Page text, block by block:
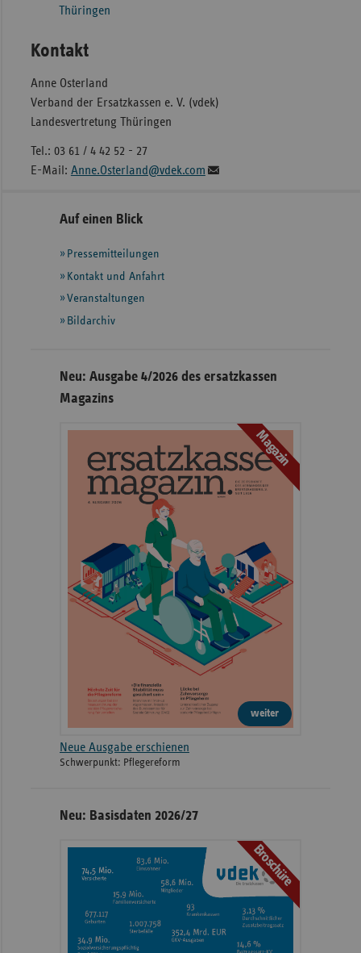
Thüringen
Kontakt
Anne Osterland
Verband der Ersatzkassen e. V. (vdek)
Landesvertretung Thüringen
Tel.: 03 61 / 4 42 52 - 27
E-Mail: Anne.Osterland@vdek.com
Seitennavigation
Seitenleiste
weiteren
Informationen
Auf einen Blick
Pressemitteilungen
Kontakt und Anfahrt
Veranstaltungen
Bildarchiv
Neu: Ausgabe 4/2026 des ersatzkassen
Magazins
Magazin
weiter
Neue Ausgabe erschienen
Schwerpunkt: Pflegereform
Neu: Basisdaten 2026/27
Broschüre